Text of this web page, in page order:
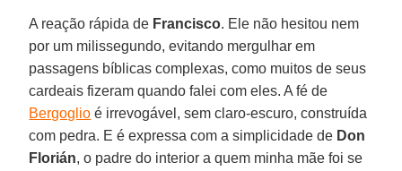
A reação rápida de Francisco. Ele não hesitou nem
por um milissegundo, evitando mergulhar em
passagens bíblicas complexas, como muitos de seus
cardeais fizeram quando falei com eles. A fé de
Bergoglio é irrevogável, sem claro-escuro, construída
com pedra. E é expressa com a simplicidade de Don
Florián, o padre do interior a quem minha mãe foi se